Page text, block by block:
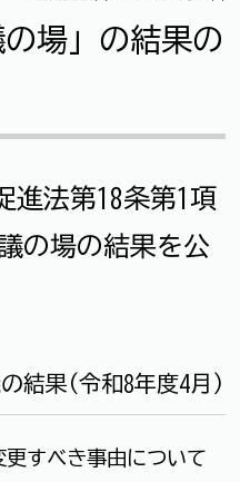
場」の結果の
進法第18条第1項
の場の結果を公
結果(令和8年度4月)
すべき事由について